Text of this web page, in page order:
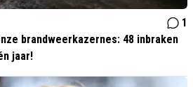
1
brandweerkazernes: 48 inbraken
jaar!